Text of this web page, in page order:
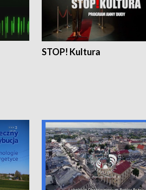
STOP! Kultura